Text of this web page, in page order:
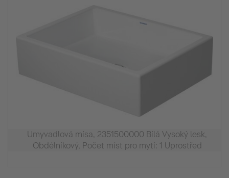
Umyvadlová mísa, 2351500000 Bílá Vysoký lesk,
Obdélníkový, Počet míst pro mytí: 1 Uprostřed